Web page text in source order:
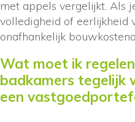
met appels vergelijkt. Als
volledigheid of eerlijkheid
onafhankelijk
Wat moet ik
badkamers tegelijk
een